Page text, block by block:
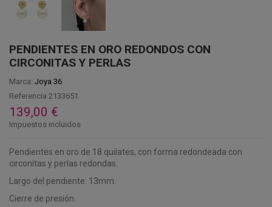
PENDIENTES EN ORO REDONDOS CON
CIRCONITAS Y PERLAS
Marca: Joya 36
Referencia 2133651
139,00 €
Impuestos incluidos
Pendientes en oro de 18 quilates, con forma redondeada con
circonitas y perlas redondas.
Largo del pendiente: 13mm.
Cierre de presión.